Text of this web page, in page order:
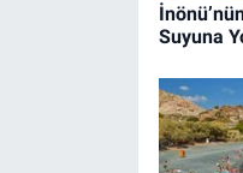
Suyuna